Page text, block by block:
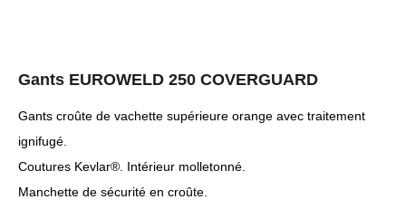
Gants EUROWELD 250 COVERGUARD
Gants croûte de vachette supérieure orange avec traitement
ignifugé.
Coutures Kevlar®. Intérieur molletonné.
Manchette de sécurité en croûte.